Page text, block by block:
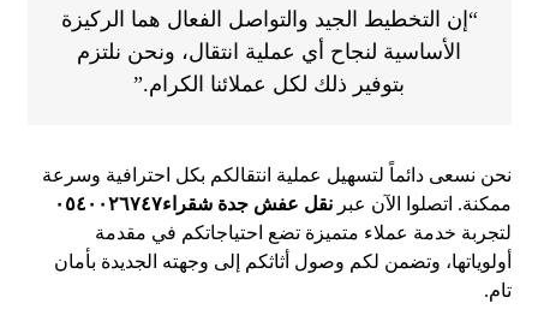
“إن التخطيط الجيد والتواصل الفعال هما الركيزة
الأساسية لنجاح أي عملية انتقال، ونحن نلتزم
بتوفير ذلك لكل عملائنا الكرام.”
نحن نسعى دائماً لتسهيل عملية انتقالكم بكل احترافية وسرعة
ممكنة. اتصلوا الآن عبرنقل عفش جدة شقراء٠٥٤٠٠٢٦٧٤٧
لتجربة خدمة عملاء متميزة تضع احتياجاتكم في مقدمة
أولوياتها، وتضمن لكم وصول أثاثكم إلى وجهته الجديدة بأمان
تام.